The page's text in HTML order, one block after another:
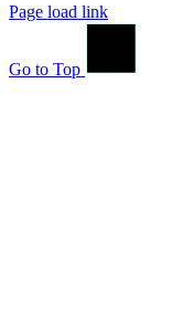
Page load link
Go to Top